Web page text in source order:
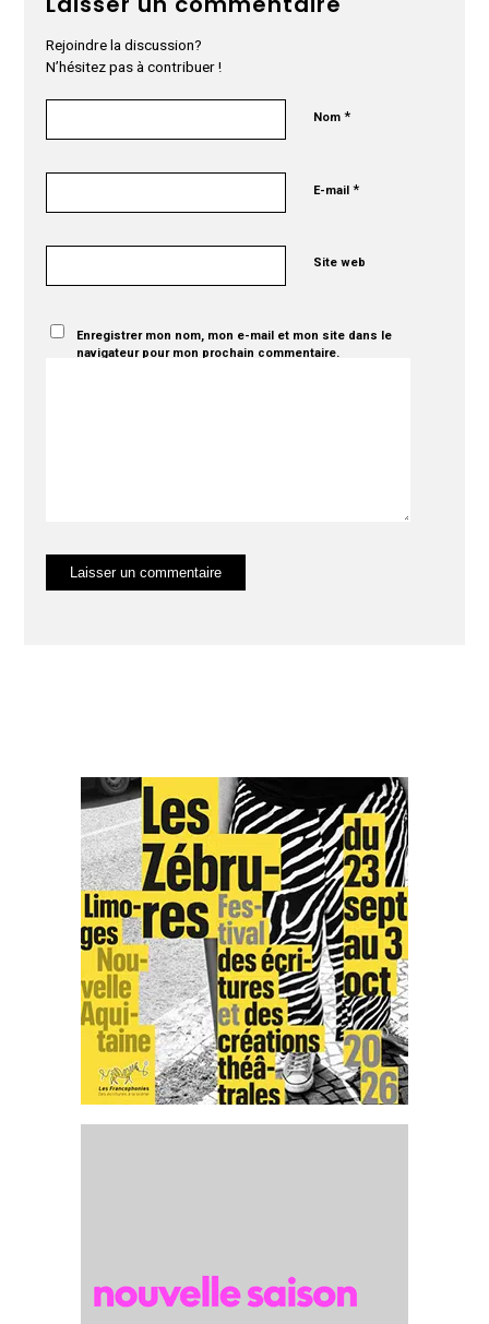
Rejoindre la discussion?
N’hésitez pas à contribuer !
Nom*
E-mail*
Site web
Enregistrer mon nom, mon e-mail et mon site dans le
navigateur pour mon prochain commentaire.